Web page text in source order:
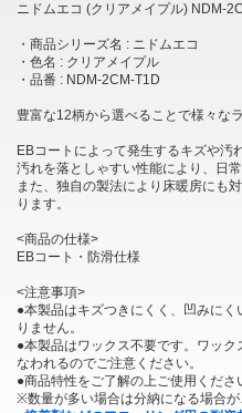
ニドムエコ (クリアメイプル) NDM-
・商品シリーズ名 : ニドムエコ
・色名 : クリアメイプル
・品番 : NDM-2CM-T1D
豊富な12柄から選べることで様々な
EBコートによって発生するキズや汚
汚れを落としゃすい性能により、日
また、独自の製法により床暖房にも
ります。
<商品の仕様>
EBコート・防滑仕様
<注意事項>
●本製品はキズつきにくく、凹みに
りません。
●本製品はワックス不要です。ワッ
なわれるのでご注意ください。
●商品特性をご了解の上ご使用くださ
※数量が多い場合は分納になる場合が